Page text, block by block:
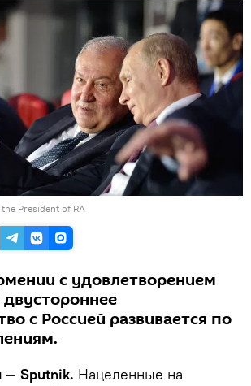
President of RA
с удовлетворением
с Россией развивается по
— Sputnik. Нацеленные на